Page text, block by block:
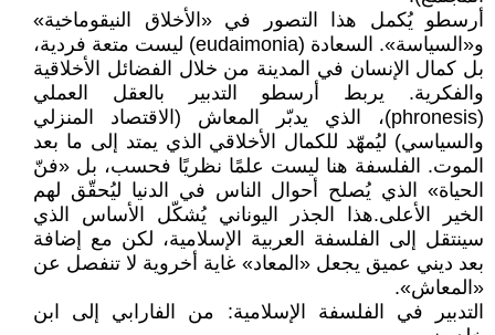
أرسطو يُكمل هذا التصور في «الأخلاق النيقوماخية»
و«السياسة». السعادة (eudaimonia) ليست متعة فردية،
بل كمال الإنسان في المدينة من خلال الفضائل الأخلاقية
والفكرية. يربط أرسطو التدبير بالعقل العملي
(phronesis)، الذي يدبّر المعاش (الاقتصاد المنزلي
والسياسي) ليُمهّد للكمال الأخلاقي الذي يمتد إلى ما بعد
الموت. الفلسفة هنا ليست علمًا نظريًا فحسب، بل «فنّ
الحياة» الذي يُصلح أحوال الناس في الدنيا ليُحقّق لهم
الخير الأعلى.هذا الجذر اليوناني يُشكّل الأساس الذي
سينتقل إلى الفلسفة العربية الإسلامية، لكن مع إضافة
بعد ديني عميق يجعل «المعاد» غاية أخروية لا تنفصل عن
«المعاش».
التدبير في الفلسفة الإسلامية: من الفارابي إلى ابن